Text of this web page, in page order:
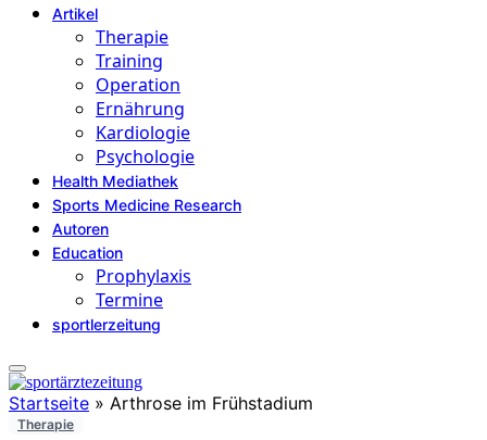
Artikel
Therapie
Training
Operation
Ernährung
Kardiologie
Psychologie
Health Mediathek
Sports Medicine Research
Autoren
Education
Prophylaxis
Termine
sportlerzeitung
Startseite » Arthrose im Frühstadium
Therapie